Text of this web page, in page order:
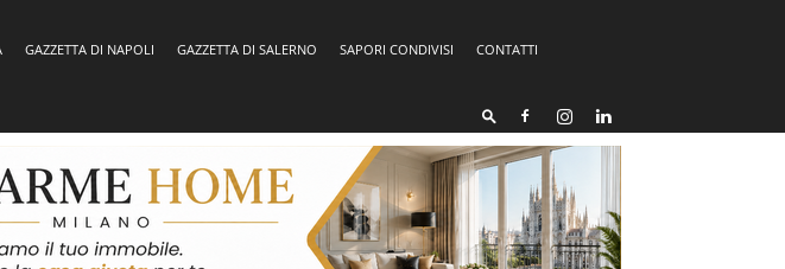
GAZZETTA DI NAPOLI GAZZETTA DI SALERNO SAPORI CONDIVISI
CONTATTI